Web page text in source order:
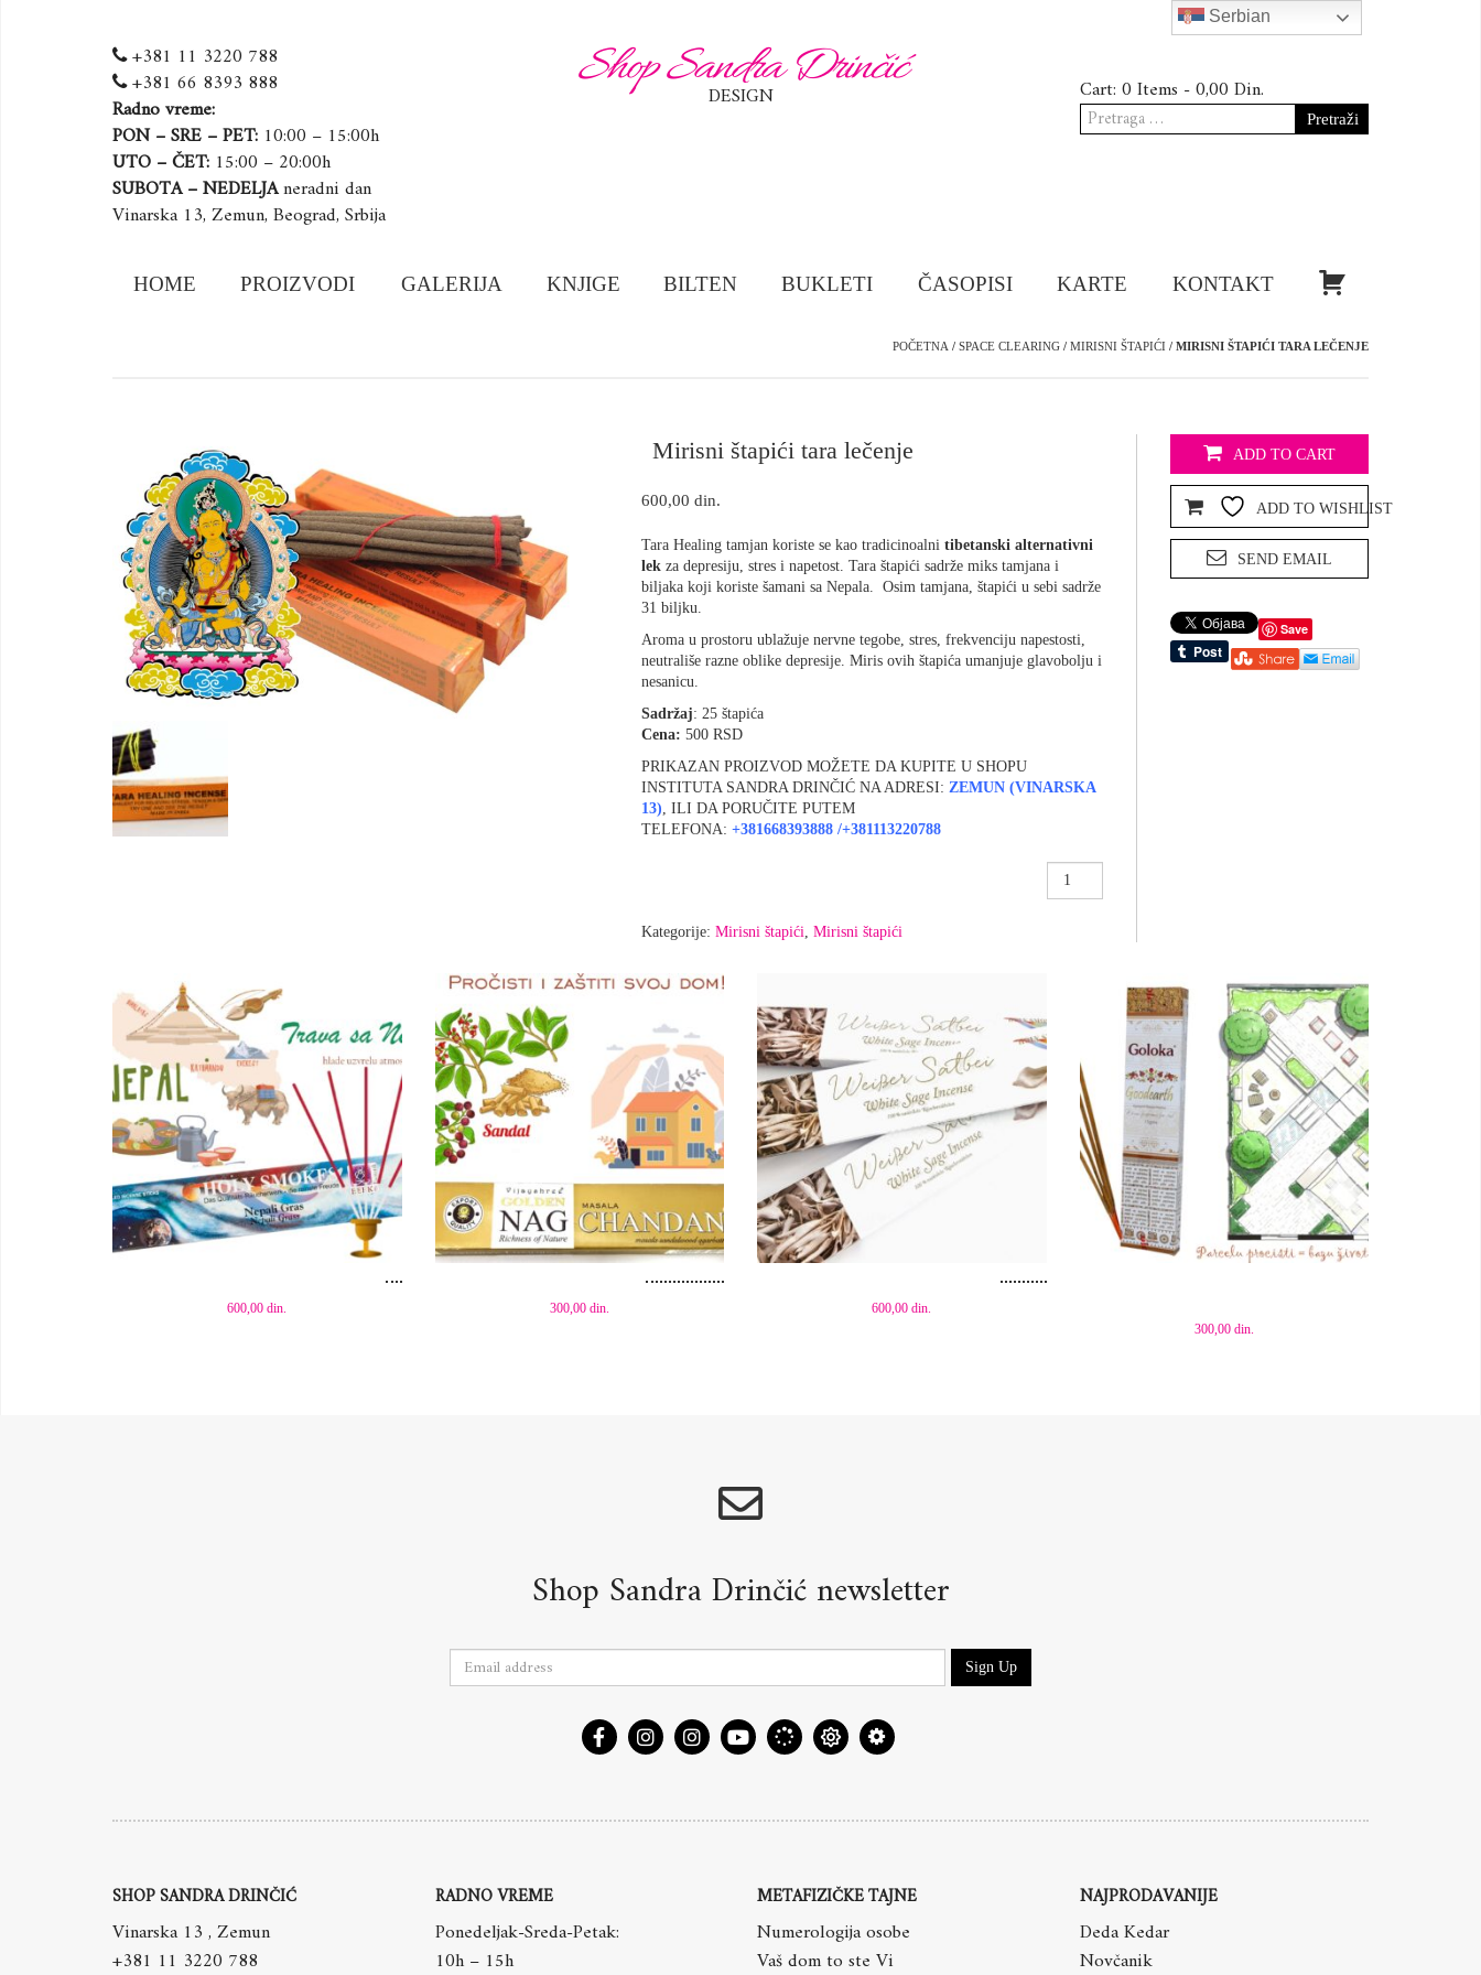
+381 11 3220 788
+381 66 8393 888
Radno vreme:
PON – SRE – PET: 10:00 – 15:00h
UTO – ČET: 15:00 – 20:00h
SUBOTA – NEDELJAneradni dan
Vinarska 13, Zemun, Beograd, Srbija
Shop Sandra Drinčić
DESIGN Cart: 0 Items -0,00 Din.
Pretraga
za:
HOME PROIZVODI GALERIJA KNJIGE BILTEN BUKLETI ČASOPISI KARTE KONTAKT
POČETNA / SPACE CLEARING / MIRISNI ŠTAPIĆI / MIRISNI ŠTAPIĆI TARA LEČENJE
Mirisni štapići tara lečenje
600,00 din.
Tara Healing tamjan koriste se kao tradicinoalni tibetanski alternativni
lek za depresiju, stres i napetost. Tara štapići sadrže miks tamjana i
biljaka koji koriste šamani sa Nepala. Osim tamjana, štapići u sebi sadrže
31 biljku.
Aroma u prostoru ublažuje nervne tegobe, stres, frekvenciju napestosti,
neutrališe razne oblike depresije. Miris ovih štapića umanjuje glavobolju i
nesanicu.
Sadržaj: 25 štapića
Cena: 500 RSD
PRIKAZAN PROIZVOD MOŽETE DA KUPITE U SHOPU
INSTITUTA SANDRA DRINČIĆ NA ADRESI: ZEMUN (VINARSKA
13), ILI DA PORUČITE PUTEM
TELEFONA: +381668393888 /+381113220788
Kategorije: Mirisni štapići, Mirisni štapići
ADD TO CART
ADD TO WISHLIST
SEND EMAIL
Save
Dodaj u korpu
600,00din.
Dodaj u korpu
300,00 din.
Dodaj u korpu
600,00din.
Dodaj u korpu
300,00 din.
Shop Sandra Drinčić newsletter
Sign Up
SHOP SANDRA DRINČIĆ
Vinarska 13 , Zemun
+381 11 3220 788
RADNO VREME
Ponedeljak-Sreda-Petak:
10h – 15h
METAFIZIČKE TAJNE
Numerologija osobe
Vaš dom to ste Vi
NAJPRODAVANIJE
Deda Kedar
Novčanik
Serbian